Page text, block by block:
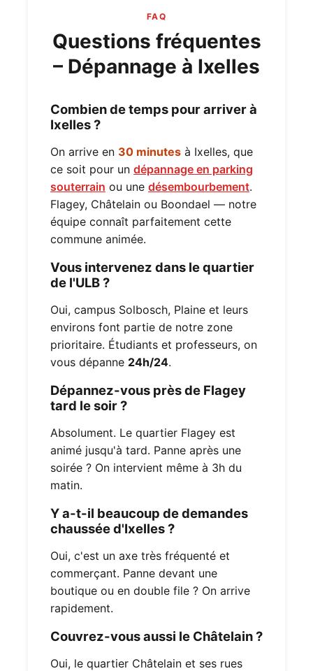
FAQ
Questions fréquentes
– Dépannage à Ixelles
Combien de temps pour arriver à
Ixelles ?
On arrive en 30 minutes à Ixelles, que
ce soit pour un dépannage en parking
souterrain ou une désembourbement.
Flagey, Châtelain ou Boondael — notre
équipe connaît parfaitement cette
commune animée.
Vous intervenez dans le quartier
de l'ULB ?
Oui, campus Solbosch, Plaine et leurs
environs font partie de notre zone
prioritaire. Étudiants et professeurs, on
vous dépanne 24h/24.
Dépannez-vous près de Flagey
tard le soir ?
Absolument. Le quartier Flagey est
animé jusqu'à tard. Panne après une
soirée ? On intervient même à 3h du
matin.
Y a-t-il beaucoup de demandes
chaussée d'Ixelles ?
Oui, c'est un axe très fréquenté et
commerçant. Panne devant une
boutique ou en double file ? On arrive
rapidement.
Couvrez-vous aussi le Châtelain ?
Oui, le quartier Châtelain et ses rues